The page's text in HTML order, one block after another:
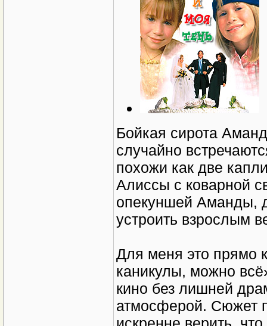
Бойкая сирота
случайно
похожи как две
Алиссы с коварной
опекуншей Аманды,
устроить взрослым
Для меня это прямо
каникулы, можно
кино без лишней
атмосферой. Сюжет